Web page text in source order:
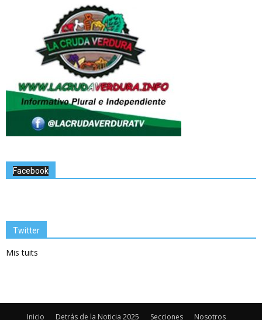
Facebook
Twitter
Mis tuits
Inicio Detrás de la Noticia 2025 Secciones Nosotros